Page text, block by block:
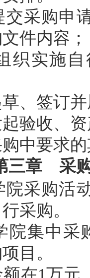
购申请
件内容；
实施自
签订并
收、资
要求的
三章 采
院采购活
采购。
院集中采
目。
1万元